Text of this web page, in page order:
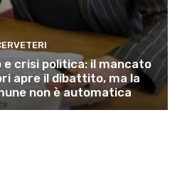
crisi politica: il mancato
apre il dibattito, ma la
non è automatica